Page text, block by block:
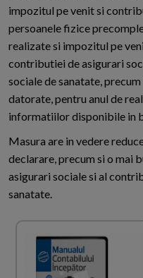
impozitul pe venit si
persoanele fizice
realizate si impozitul pe
contributiei de asigurari
sociale de sanatate,
datorate, pentru anul de
informatiilor disponibile in
Masura are in vedere
declarare, precum si o mai
asigurari sociale si al
sanatate.